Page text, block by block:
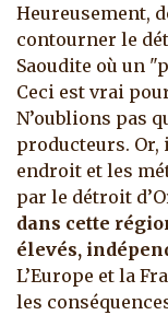
Heureusement,
contourner le
Saoudite où un
Ceci est vrai
N’oublions pas
producteurs. Or,
endroit et les
par le détroit
dans cette
élevés,
L’Europe et la
les